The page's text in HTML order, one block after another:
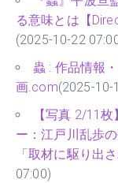
る意味とは【
(2025-10-22
蟲 : 作品情報
画.com(2025-10-
【写真 2/11
ー：江戸川乱歩
「取材に駆り出
07:00)